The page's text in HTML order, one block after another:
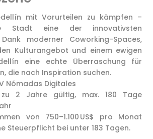
mit Vorurteilen zu kämpfen –
eine der innovativsten
Dank moderner Coworking-Spaces,
Kulturangebot und einem ewigen
eine echte Überraschung für
die nach Inspiration suchen.
Nómadas Digitales
2 Jahre gültig, max. 180 Tage
von 750–1.100 US$ pro Monat
Steuerpflicht bei unter 183 Tagen.